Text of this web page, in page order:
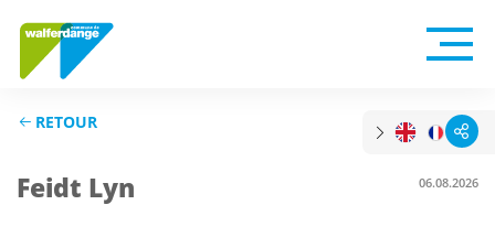
RETOUR
Feidt Lyn 06.08.2026